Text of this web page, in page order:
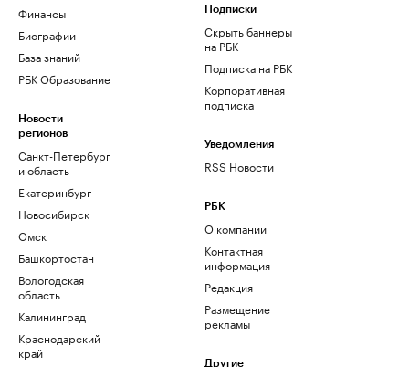
Финансы
Биографии
База знаний
РБК Образование
Новости
регионов
Санкт-Петербург
и область
Екатеринбург
Новосибирск
Омск
Башкортостан
Вологодская
область
Калининград
Краснодарский
край
Подписки
Скрыть баннеры
на РБК
Подписка на РБК
Корпоративная
подписка
Уведомления
RSS Новости
РБК
О компании
Контактная
информация
Редакция
Размещение
рекламы
Другие